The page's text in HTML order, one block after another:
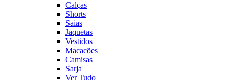
Calças
Shorts
Saias
Jaquetas
Vestidos
Macacões
Camisas
Sarja
Ver Tudo